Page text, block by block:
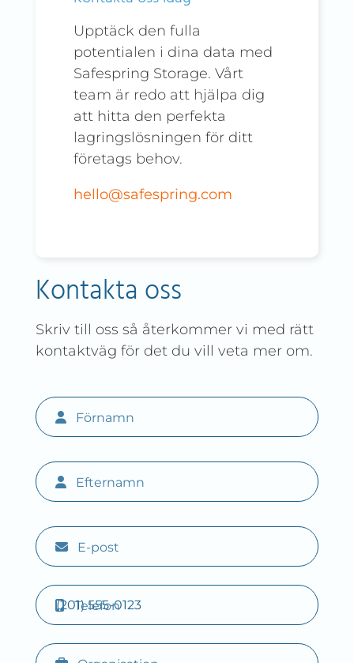
Upptäck den fulla
potentialen i dina data med
Safespring Storage. Vårt
team är redo att hjälpa dig
att hitta den perfekta
lagringslösningen för ditt
företags behov.
hello@safespring.com
Kontakta oss
Skriv till oss så återkommer vi med rätt
kontaktväg för det du vill veta mer om.
Förnamn
Efternamn
E-post
Telefon